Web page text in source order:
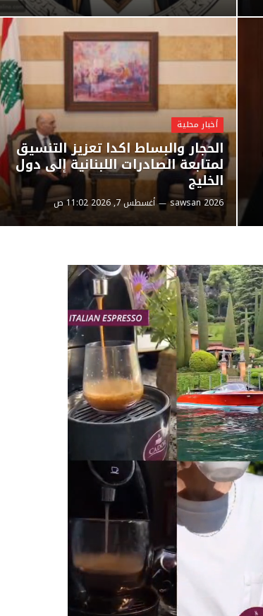
أخبار محلية
الحجار والبساط اكدا تعزيز التنسيق
لمتابعة الصادرات اللبنانية إلى دول
الخليج
sawsan 2026 أغسطس 7, 2026 11:02 ص